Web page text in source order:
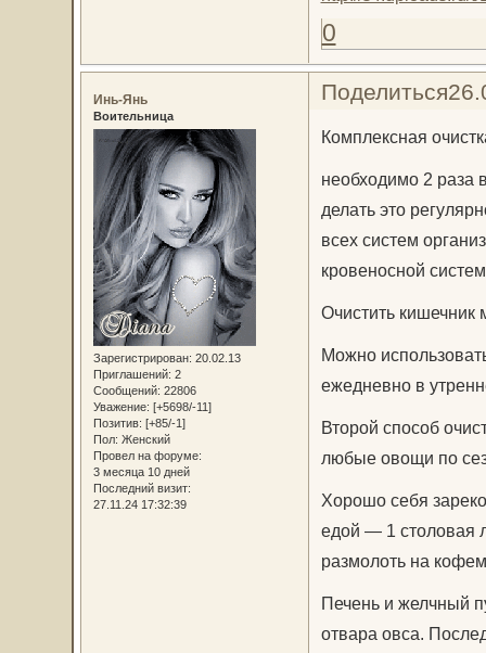
0
Поделиться
Инь-Янь
Воительница
Зарегистрирован: 20.02.13
Приглашений: 2
Сообщений: 22806
Уважение: [+5698/-11]
Позитив: [+85/-1]
Пол: Женский
Провел на форуме:
3 месяца 10 дней
Последний визит:
27.11.24 17:32:39
Комплексная
необходимо 2 раза
делать это
всех систем
кровеносной
Очистить кишечник
Можно
ежедневно в
Второй способ
любые овощи по
Хорошо себя
едой — 1 столовая
размолоть на
Печень и желчный
отвара овса.